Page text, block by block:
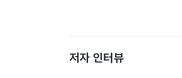
저자 인터뷰